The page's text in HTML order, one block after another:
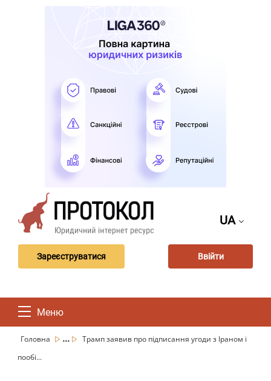
UA
Зареєструватися Ввійти
Меню
Головна ...
Трамп заявив про підписання угоди з Іраном і
пообі...